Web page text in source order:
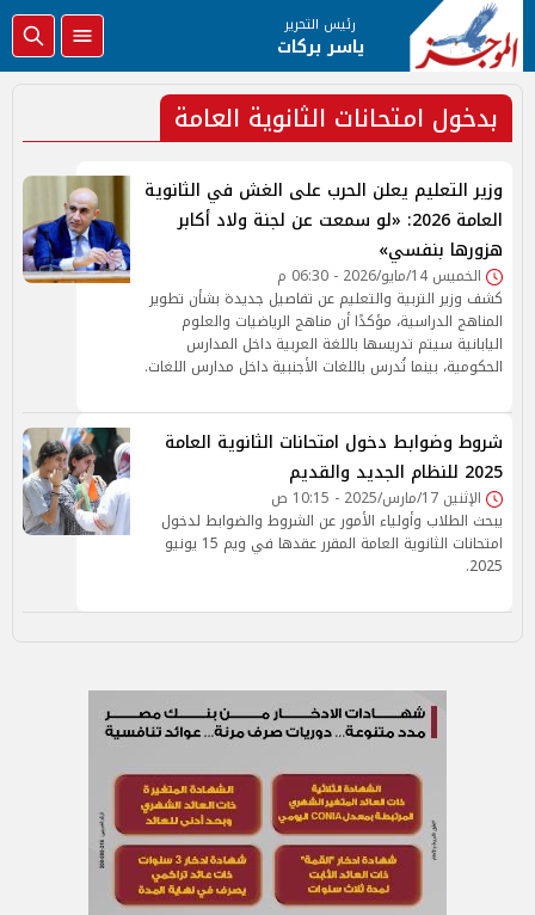
رئيس التحرير
ياسر بركات
بدخول امتحانات الثانوية العامة
وزير التعليم يعلن الحرب على الغش في الثانوية
العامة 2026: «لو سمعت عن لجنة ولاد أكابر
هزورها بنفسي»
الخميس 14/مايو/2026 - 06:30 م
كشف وزير التربية والتعليم عن تفاصيل جديدة بشأن تطوير
المناهج الدراسية، مؤكدًا أن مناهج الرياضيات والعلوم
اليابانية سيتم تدريسها باللغة العربية داخل المدارس
الحكومية، بينما تُدرس باللغات الأجنبية داخل مدارس اللغات.
شروط وضوابط دخول امتحانات الثانوية العامة
2025 للنظام الجديد والقديم
الإثنين 17/مارس/2025 - 10:15 ص
يبحث الطلاب وأولياء الأمور عن الشروط والضوابط لدخول
امتحانات الثانوية العامة المقرر عقدها في ويم 15 يونيو
2025.